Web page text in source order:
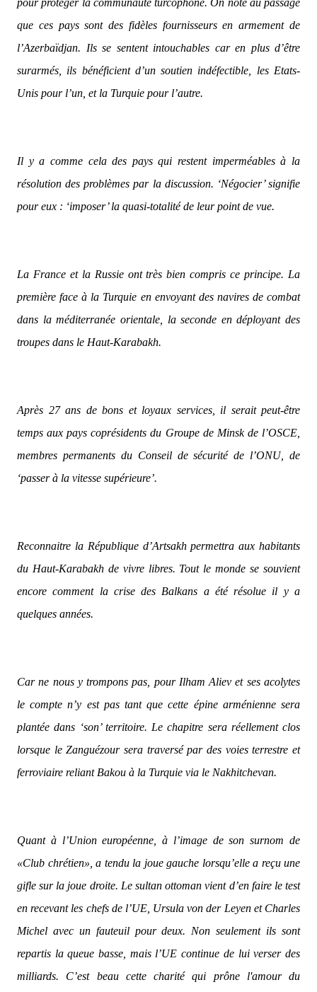
pour protéger la communauté turcophone. On note au passage
que ces pays sont des fidèles fournisseurs en armement de
l’Azerbaïdjan. Ils se sentent intouchables car en plus d’être
surarmés, ils bénéficient d’un soutien indéfectible, les Etats-
Unis pour l’un, et la Turquie pour l’autre.
Il y a comme cela des pays qui restent imperméables à la
résolution des problèmes par la discussion. ‘Négocier’ signifie
pour eux : ‘imposer’ la quasi-totalité de leur point de vue.
La France et la Russie ont très bien compris ce principe. La
première face à la Turquie en envoyant des navires de combat
dans la méditerranée orientale, la seconde en déployant des
troupes dans le Haut-Karabakh.
Après 27 ans de bons et loyaux services, il serait peut-être
temps aux pays coprésidents du Groupe de Minsk de l’OSCE,
membres permanents du Conseil de sécurité de l’ONU, de
‘passer à la vitesse supérieure’.
Reconnaitre la République d’Artsakh permettra aux habitants
du Haut-Karabakh de vivre libres. Tout le monde se souvient
encore comment la crise des Balkans a été résolue il y a
quelques années.
Car ne nous y trompons pas, pour Ilham Aliev et ses acolytes
le compte n’y est pas tant que cette épine arménienne sera
plantée dans ‘son’ territoire. Le chapitre sera réellement clos
lorsque le Zanguézour sera traversé par des voies terrestre et
ferroviaire reliant Bakou à la Turquie via le Nakhitchevan.
Quant à l’Union européenne, à l’image de son surnom de
«Club chrétien», a tendu la joue gauche lorsqu’elle a reçu une
gifle sur la joue droite. Le sultan ottoman vient d’en faire le test
en recevant les chefs de l’UE, Ursula von der Leyen et Charles
Michel avec un fauteuil pour deux. Non seulement ils sont
repartis la queue basse, mais l’UE continue de lui verser des
milliards. C’est beau cette charité qui prône l'amour du